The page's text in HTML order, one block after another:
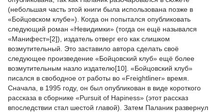
(небольшая часть этой книги была использована позже в
«Бойцовском клубе»). Когда он попытался опубликовать
следующий роман «Невидимки» (тогда он ещё назывался
«Манифест»[2]), издатель отверг его как слишком
возмутительный. Это заставило автора сделать своё
следующее произведение «Бойцовский клуб» ещё более
возмутительным назло издателю[10]. «Бойцовский клуб»
писался в свободное от работы во «Freightliner» время.
Сначала, в 1995 году, он был опубликован в виде короткого
рассказа в сборнике «Pursuit of Hapiness» (этот рассказ
впоследствии стал шестой главой). Затем Паланик развернул